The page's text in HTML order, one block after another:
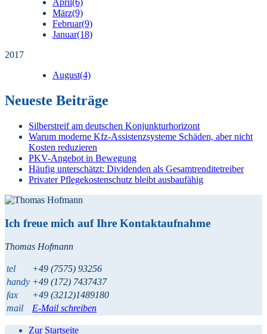
April(6)
März(9)
Februar(9)
Januar(18)
2017
August(4)
Neueste Beiträge
Silberstreif am deutschen Konjunkturhorizont
Warum moderne Kfz-Assistenzsysteme Schäden, aber nicht
Kosten reduzieren
PKV-Angebot in Bewegung
Häufig unterschätzt: Dividenden als Gesamtrenditetreiber
Privater Pflegekostenschutz bleibt ausbaufähig
Ich freue mich auf Ihre Kontaktaufnahme
Thomas Hofmann
tel
+49 (7575) 93256
handy +49 (172) 7437437
fax
+49 (3212)1489180
mail
E-Mail schreiben
Zur Startseite